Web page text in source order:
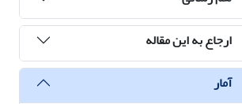
ارجاع به این مقاله
آمار